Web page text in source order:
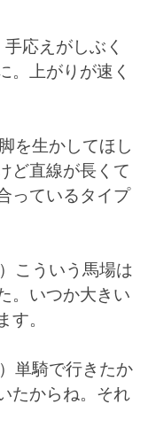
応えがしぶく
。上がりが速く
を生かしてほし
ど直線が長くて
っているタイプ
こういう馬場は
。いつか大きい
す。
単騎で行きたか
たからね。それ